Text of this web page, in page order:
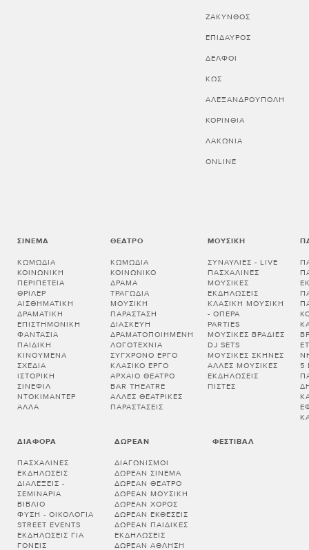
ΖΑΚΥΝΘΟΣ
ΕΠΙΔΑΥΡΟΣ
ΔΕΛΦΟΙ
ΚΩΣ
ΑΛΕΞΑΝΔΡΟΥΠΟΛΗ
ΚΟΡΙΝΘΊΑ
ΛΑΚΩΝΊΑ
ONLINE
ΣΙΝΕΜΆ
ΚΩΜΩΔΊΑ
ΚΟΙΝΩΝΙΚΉ
ΠΕΡΙΠΈΤΕΙΑ
ΘΡΊΛΕΡ
ΑΙΣΘΗΜΑΤΙΚΉ
ΔΡΑΜΑΤΙΚΉ
ΕΠΙΣΤΗΜΟΝΙΚΉ
ΦΑΝΤΑΣΊΑ
ΠΑΙΔΙΚΉ
ΚΙΝΟΎΜΕΝΑ
ΣΧΈΔΙΑ
ΙΣΤΟΡΙΚΉ
ΣΙΝΕΦΊΛ
ΝΤΟΚΙΜΑΝΤΈΡ
ΆΛΛΑ
ΘΈΑΤΡΟ
ΚΩΜΩΔΊΑ
ΚΟΙΝΩΝΙΚΌ
ΔΡΆΜΑ
ΤΡΑΓΩΔΊΑ
ΜΟΥΣΙΚΉ
ΠΑΡΆΣΤΑΣΗ
ΔΙΑΣΚΕΥΉ
ΔΡΑΜΑΤΟΠΟΙΗΜΈΝΗ
ΛΟΓΟΤΕΧΝΊΑ
ΣΎΓΧΡΟΝΟ ΈΡΓΟ
ΚΛΑΣΙΚΌ ΈΡΓΟ
ΑΡΧΑΊΟ ΘΈΑΤΡΟ
BAR THEATRE
ΆΛΛΕΣ ΘΕΑΤΡΙΚΈΣ
ΠΑΡΑΣΤΆΣΕΙΣ
ΜΟΥΣΙΚΉ
ΣΥΝΑΥΛΊΕΣ - LIVE
ΠΑΣΧΑΛΙΝΈΣ
ΜΟΥΣΙΚΈΣ
ΕΚΔΗΛΏΣΕΙΣ
ΚΛΑΣΙΚΉ ΜΟΥΣΙΚΉ
- ΌΠΕΡΑ
PARTIES
ΜΟΥΣΙΚΈΣ ΒΡΑΔΙΈΣ
DJ SETS
ΜΟΥΣΙΚΈΣ ΣΚΗΝΈΣ
ΆΛΛΕΣ ΜΟΥΣΙΚΈΣ
ΕΚΔΗΛΏΣΕΙΣ
ΠΊΣΤΕΣ
5
ΔΙΆΦΟΡΑ
ΠΑΣΧΑΛΙΝΈΣ
ΕΚΔΗΛΏΣΕΙΣ
ΔΙΑΛΕΞΕΙΣ -
ΣΕΜΙΝΑΡΙΑ
ΒΙΒΛΊΟ
ΦΎΣΗ - ΟΙΚΟΛΟΓΊΑ
STREET EVENTS
ΕΚΔΗΛΏΣΕΙΣ ΓΙΑ
ΓΟΝΕΊΣ
ΔΩΡΕΆΝ
ΔΙΑΓΩΝΙΣΜΟΊ
ΔΩΡΕΆΝ ΣΙΝΕΜΆ
ΔΩΡΕΆΝ ΘΈΑΤΡΟ
ΔΩΡΕΆΝ ΜΟΥΣΙΚΉ
ΔΩΡΕΆΝ ΧΟΡΌΣ
ΔΩΡΕΆΝ ΕΚΘΈΣΕΙΣ
ΔΩΡΕΆΝ ΠΑΙΔΙΚΈΣ
ΕΚΔΗΛΏΣΕΙΣ
ΔΩΡΕΆΝ ΆΘΛΗΣΗ
ΦΕΣΤΙΒΆΛ